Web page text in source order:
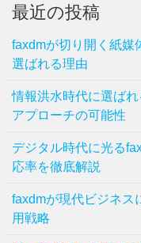
最近の投稿
faxdmが切り開く紙媒
選ばれる理由
情報洪水時代に選ば
アプローチの可能性
デジタル時代に光る
応率を徹底解説
faxdmが現代ビジネス
用戦略